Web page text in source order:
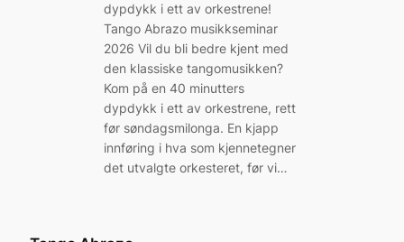
dypdykk i ett av orkestrene!
Tango Abrazo musikkseminar
2026 Vil du bli bedre kjent med
den klassiske tangomusikken?
Kom på en 40 minutters
dypdykk i ett av orkestrene, rett
før søndagsmilonga. En kjapp
innføring i hva som kjennetegner
det utvalgte orkesteret, før vi…